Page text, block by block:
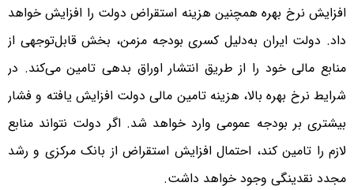
افزایش نرخ بهره همچنین هزینه استقراض دولت را افزایش خواهد
داد. دولت ایران به‌دلیل کسری بودجه مزمن، بخش قابل‌توجهی از
منابع مالی خود را از طریق انتشار اوراق بدهی تامین می‌کند. در
شرایط نرخ بهره بالا، هزینه تامین مالی دولت افزایش یافته و فشار
بیشتری بر بودجه عمومی وارد خواهد شد. اگر دولت نتواند منابع
لازم را تامین کند، احتمال افزایش استقراض از بانک مرکزی و رشد
مجدد نقدینگی وجود خواهد داشت.